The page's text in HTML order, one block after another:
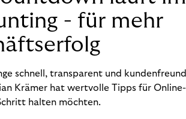
- für mehr
schnell, transparent und
Krämer hat wertvolle Tipps für
halten möchten.